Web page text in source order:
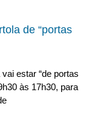
de “portas
estar “de portas
às 17h30, para